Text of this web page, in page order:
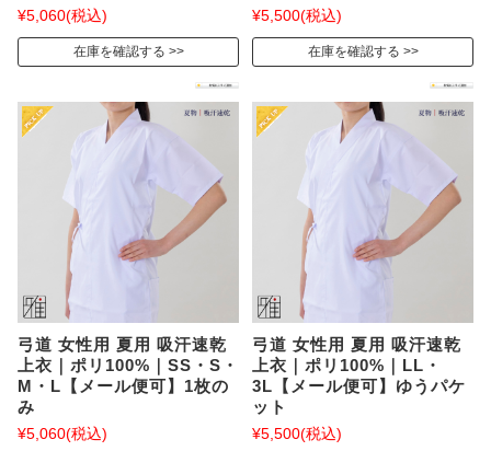
¥5,060(税込)
在庫を確認する
¥5,500(税込)
在庫を確認する
弓道 女性用 夏用 吸汗速乾
上衣｜ポリ100%｜SS・S・
M・L【メール便可】1枚の
み
¥5,060(税込)
弓道 女性用 夏用 吸汗速乾
上衣｜ポリ100%｜LL・
3L【メール便可】ゆうパケ
ット
¥5,500(税込)